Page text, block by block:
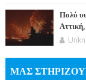
Πολύ
ΜΑΣ